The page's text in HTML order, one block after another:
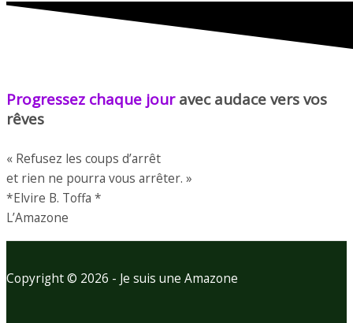
Progressez chaque jour avec audace vers vos
rêves
« Refusez les coups d’arrêt
et rien ne pourra vous arrêter. »
*Elvire B. Toffa *
L’Amazone
Copyright © 2026 - Je suis une Amazone